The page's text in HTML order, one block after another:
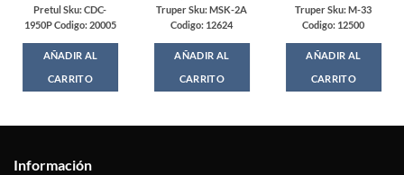
Pretul Sku: CDC-
1950P Codigo: 20005
AÑADIR AL
CARRITO
Truper Sku: MSK-2A
Codigo: 12624
AÑADIR AL
CARRITO
Truper Sku: M-33
Codigo: 12500
AÑADIR AL
CARRITO
Información